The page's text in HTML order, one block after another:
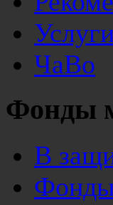
ЧаВо
Фонды
В
Фонды